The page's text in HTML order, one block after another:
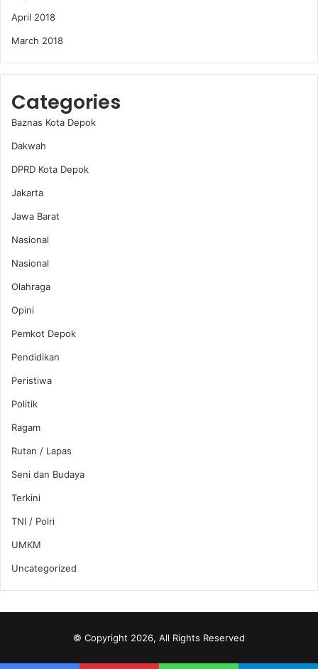
April 2018
March 2018
Categories
Baznas Kota Depok
Dakwah
DPRD Kota Depok
Jakarta
Jawa Barat
Nasional
Nasional
Olahraga
Opini
Pemkot Depok
Pendidikan
Peristiwa
Politik
Ragam
Rutan / Lapas
Seni dan Budaya
Terkini
TNI / Polri
UMKM
Uncategorized
© Copyright 2026, All Rights Reserved